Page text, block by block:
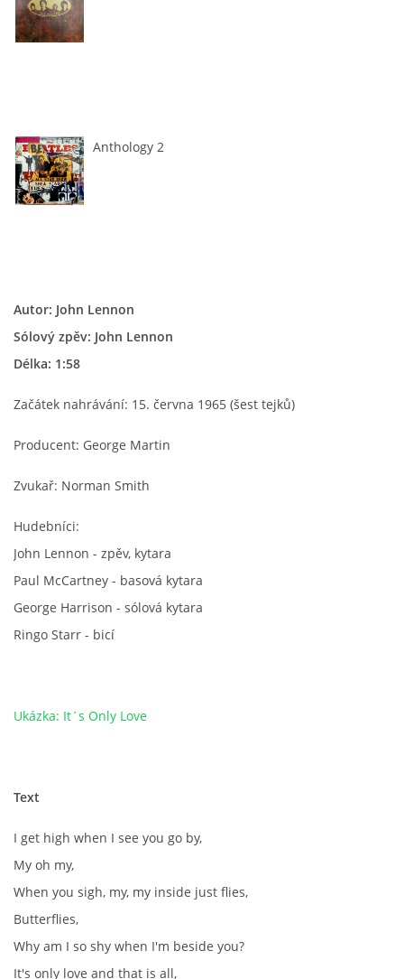
HISTORIE - ...PO BEATLES
NÁSTROJE - LENNON II
NÁSTROJE - MCCARTNEY
NÁSTROJE - HARRISON II
NÁSTROJE - RINGO STARR
OBLEČENÍ
PODPISY
AUTOMOBILY
DISKOGRAFIE - SINGLY DALŠÍ
DISKOGRAFIE - EP
DISKOGRAFIE - EP II
DISKOGRAFIE - EP III
Anthology 2
Autor: John Lennon
Sólový zpěv: John Lennon
Délka: 1:58
Začátek nahrávání: 15. června 1965 (šest tejků)
Producent: George Martin
Zvukař: Norman Smith
Hudebníci:
John Lennon - zpěv, kytara
Paul McCartney - basová kytara
George Harrison - sólová kytara
Ringo Starr - bicí
Ukázka: It´s Only Love
Text
I get high when I see you go by,
My oh my,
When you sigh, my, my inside just flies,
Butterflies,
Why am I so shy when I'm beside you?
It's only love and that is all,